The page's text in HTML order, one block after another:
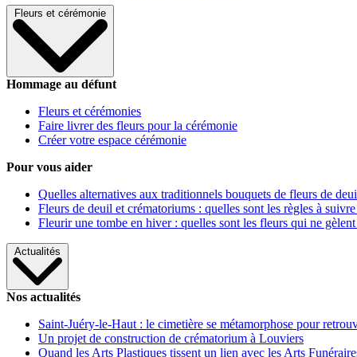
Fleurs et cérémonie
Hommage au défunt
Fleurs et cérémonies
Faire livrer des fleurs pour la cérémonie
Créer votre espace cérémonie
Pour vous aider
Quelles alternatives aux traditionnels bouquets de fleurs de
Fleurs de deuil et crématoriums : quelles sont les règles à
Fleurir une tombe en hiver : quelles sont les fleurs qui ne gèlent
Actualités
Nos actualités
Saint-Juéry-le-Haut : le cimetière se métamorphose pour
Un projet de construction de crématorium à Louviers
Quand les Arts Plastiques tissent un lien avec les Arts